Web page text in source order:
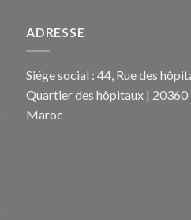
ADRESSE
Siége social : 44, Rue des
Quartier des hôpitaux | 20360
Maroc